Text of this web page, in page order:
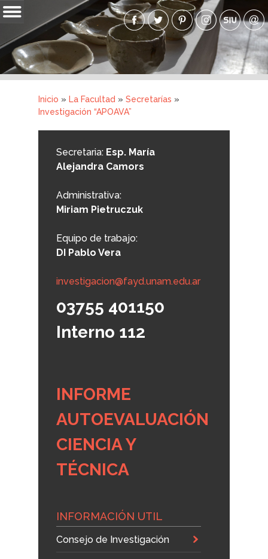
Pasar al
contenido
principal
Inicio
La Facultad
Carreras
Ingresantes
Graduados
Novedades
Usted está aquí
Inicio » La Facultad » Secretarías »
Investigación “APOAVA”
Secretaria: Esp. María
Alejandra Camors
Administrativa:
Miriam Pietruczuk
Equipo de trabajo:
DI Pablo Vera
investigacion@fayd.unam.edu.ar
03755 401150
Interno 112
INFORME
AUTOEVALUACIÓN
CIENCIA Y
TÉCNICA
INFORMACIÓN UTIL
Consejo de Investigación